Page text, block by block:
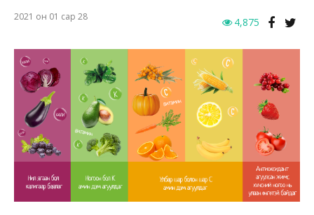
2021 он 01 сар 28 4,875